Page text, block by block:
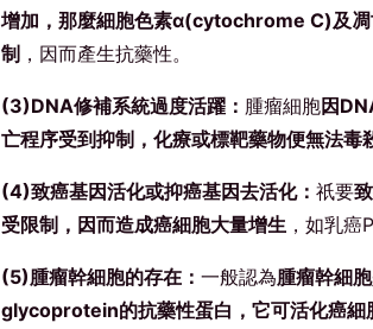
增加，那麼細胞色素α(cytochrome C)及
制 ，因而產生抗藥性。
(3)DNA修補系統過度活躍： 腫瘤細胞因
亡程序受到抑制，化療或標靶藥物便無法毒
(4)致癌基因活化或抑癌基因去活化： 祇要
受限制，因而造成癌細胞大量增生 ，如乳
(5)腫瘤幹細胞的存在： 一般認為腫瘤幹細
glycoprotein的抗藥性蛋白，它可活化癌細